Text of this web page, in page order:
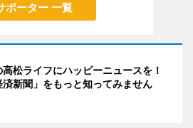
ポーター 一覧
高松ライフにハッピーニュースを！
済新聞」をもっと知ってみません